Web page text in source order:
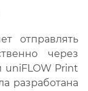
отправлять
через
uniFLOW Print
разработана